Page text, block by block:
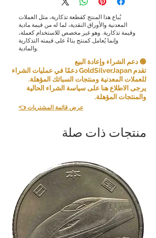
يُباع هذا المنتج كقطعة تذكارية، مثل العملات
المعدنية والأوراق النقدية، لما له من قيمة مادية
وقيمة تذكارية. وهو غير مخصص للاستخدام كعملة،
وإنما يُعامل كمنتج بناءً على قيمته التذكارية
🟢 دعم الشراء وإعادة البيع
تقدم GoldSilverJapan دعمًا في عمليات الشراء
للعملات المعدنية ومنتجات السبائك المؤهلة.
يرجى الاطلاع هنا على سياسة الشراء الحالية
والمنتجات المؤهلة.
👈 عرض قائمة المشتريات
منتجات ذات صلة